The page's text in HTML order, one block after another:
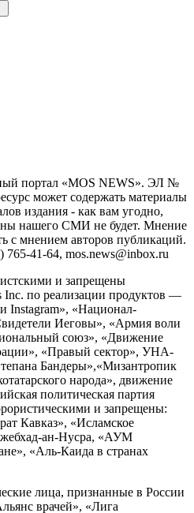
портал «MOS NEWS». ЭЛ №
может содержать материалы
издания - как вам угодно,
нашего СМИ не будет. Мнение
с мнением авторов публикаций.
41-64, mos.news@inbox.ru
и запрещены
Inc. по реализации продуктов —
Instagram», «Национал-
Иеговы», «Армия воли
союз», «Движение
«Правый сектор», УНА-
Бандеры»,«Мизантропик
народа», движение
политическая партия
и запрещены:
Кавказ», «Исламское
ан-Нусра, «АУМ
«Аль-Каида в странах
лица, признанные в России
врачей», «Лига